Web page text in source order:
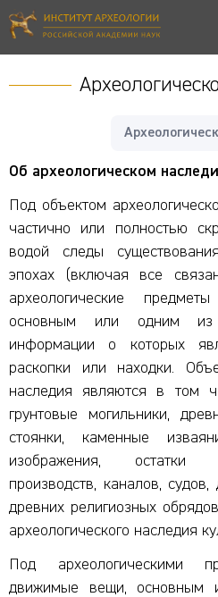
Об археологическом
Под объектом
частично или полностью
водой следы
эпохах (включая все
археологические
основным или одним из
информации о которых
раскопки или находки.
наследия являются в том
грунтовые могильники,
стоянки, каменные
изображения, остатки
производств, каналов,
древних религиозных
археологического наследия
Под археологическими
движимые вещи, основным